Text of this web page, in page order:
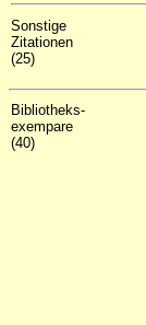
Sonstige
Zitationen
(25)
Bibliotheks-
exempare
(40)